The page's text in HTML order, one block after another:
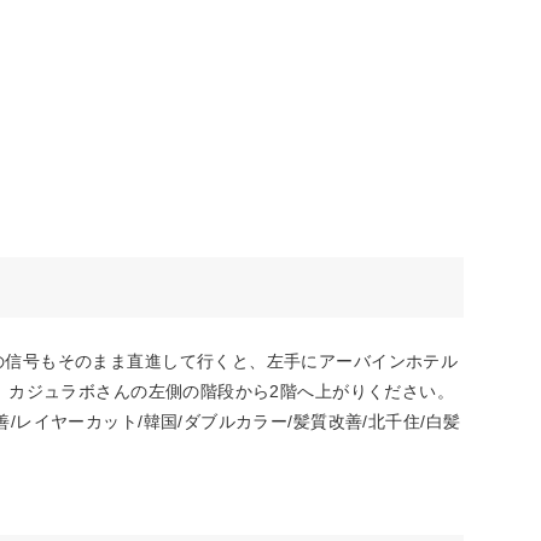
号もそのまま直進して行くと、左手にアーバインホテル
ジュラボさんの左側の階段から2階へ上がりください。
レイヤーカット/韓国/ダブルカラー/髪質改善/北千住/白髪